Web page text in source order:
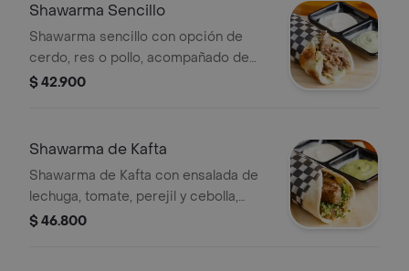
Shawarma Sencillo
Shawarma sencillo con opción de
cerdo, res o pollo, acompañado de
ensalada de lechuga, tomate, perejil,
$ 42.900
Shawarma de Kafta
Shawarma de Kafta con ensalada de
lechuga, tomate, perejil y cebolla,
acompañado de salsas de ajonjolí y
$ 46.800